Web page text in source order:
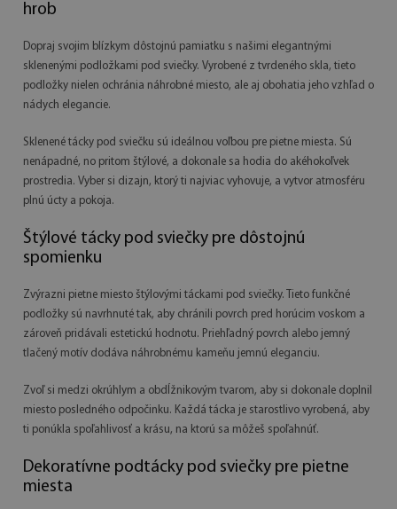
hrob
Dopraj svojim blízkym dôstojnú pamiatku s našimi elegantnými
sklenenými podložkami pod sviečky. Vyrobené z tvrdeného skla, tieto
podložky nielen ochránia náhrobné miesto, ale aj obohatia jeho vzhľad o
nádych elegancie.
Sklenené tácky pod sviečku sú ideálnou voľbou pre pietne miesta. Sú
nenápadné, no pritom štýlové, a dokonale sa hodia do akéhokoľvek
prostredia. Vyber si dizajn, ktorý ti najviac vyhovuje, a vytvor atmosféru
plnú úcty a pokoja.
Štýlové tácky pod sviečky pre dôstojnú
spomienku
Zvýrazni pietne miesto štýlovými táckami pod sviečky. Tieto funkčné
podložky sú navrhnuté tak, aby chránili povrch pred horúcim voskom a
zároveň pridávali estetickú hodnotu. Priehľadný povrch alebo jemný
tlačený motív dodáva náhrobnému kameňu jemnú eleganciu.
Zvoľ si medzi okrúhlym a obdĺžnikovým tvarom, aby si dokonale doplnil
miesto posledného odpočinku. Každá tácka je starostlivo vyrobená, aby
ti ponúkla spoľahlivosť a krásu, na ktorú sa môžeš spoľahnúť.
Dekoratívne podtácky pod sviečky pre pietne
miesta